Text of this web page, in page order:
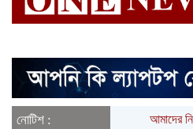
নোটিশ : আমাদের